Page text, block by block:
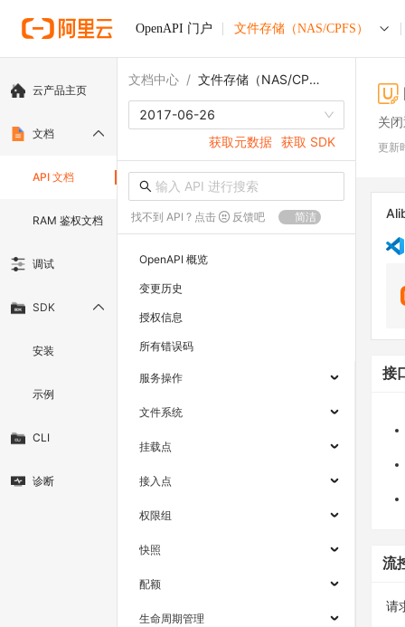
OpenAPI 门户 文件存储（NAS/CPFS）
云产品主页
文档
API 文档
RAM 鉴权文档
调试
SDK
安装
示例
CLI
诊断
文档中心 / 文件存储（NAS/CPFS）
2017-06-26
获取元数据 获取 SDK
找不到 API ? 点击 反馈吧 简洁
OpenAPI 概览
变更历史
授权信息
所有错误码
服务操作
文件系统
挂载点
接入点
权限组
快照
配额
生命周期管理
关
更新
接
流
请